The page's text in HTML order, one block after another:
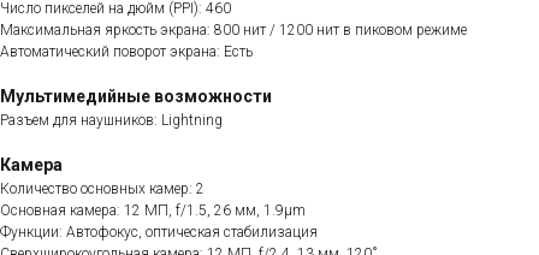
Число пикселей на дюйм (PPI): 460
Максимальная яркость экрана: 800 нит / 1200 нит в пиковом режиме
Автоматический поворот экрана: Есть
Мультимедийные возможности
Разъем для наушников: Lightning
Камера
Количество основных камер: 2
Основная камера: 12 МП, f/1.5, 26 мм, 1.9µm
Функции: Автофокус, оптическая стабилизация